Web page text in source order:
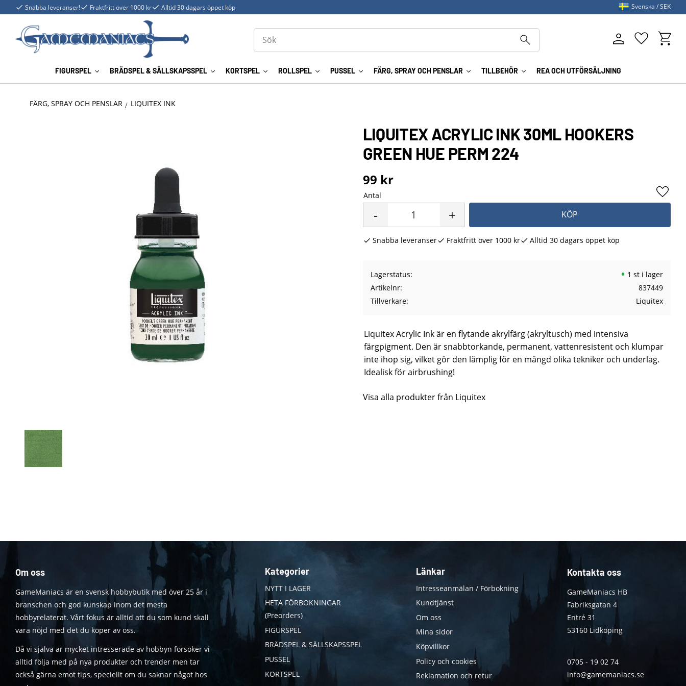
Snabba leveranser! Fraktfritt över 1000 kr Alltid 30 dagars öppet köp
FIGURSPEL BRÄDSPEL & SÄLLSKAPSSPEL KORTSPEL ROLLSPEL PUSSEL FÄRG, SPRAY OCH PENSLAR TILLBEHÖR REA OCH UTFÖRSÄLJNING
Favoriter
Svenska SEK
FÄRG, SPRAY OCH PENSLAR LIQUITEX INK
LIQUITEX ACRYLIC INK 30ML HOOKERS
GREEN HUE PERM 224
99 kr
Antal
+
- KÖP
Lägg
Snabba leveranser Fraktfritt över 1000 kr Alltid 30 dagars öppet köp
Lagerstatus
1 st i lager
Artikelnr
837449
Tillverkare
Liquitex
Liquitex Acrylic Ink är en flytande akrylfärg (akryltusch) med intensiva
färgpigment. Den är snabbtorkande, permanent, vattenresistent och klumpar
inte ihop sig, vilket gör den lämplig för en mängd olika tekniker och underlag.
Idealisk för airbrushing!
Visa alla produkter från Liquitex
Om oss
GameManiacs är en svensk hobbybutik med över 25 år i
branschen och god kunskap inom det mesta
hobbyrelaterat. Vårt fokus är alltid att du som kund skall
vara nöjd med det du köper av oss.
Då vi själva är mycket intresserade av hobbyn försöker vi
alltid följa med på nya produkter och trender men tar
också gärna emot tips, speciellt om du saknar något hos
Kategorier
NYTT I LAGER
HETA FÖRBOKNINGAR
(Preorders)
FIGURSPEL
BRÄDSPEL & SÄLLSKAPSSPEL
PUSSEL
KORTSPEL
Länkar
Intresseanmälan / Förbokning
Kundtjänst
Om oss
Mina sidor
Köpvillkor
Policy och cookies
Reklamation och retur
Kontakta oss
GameManiacs HB
Fabriksgatan 4
Entré 31
53160 Lidköping
0705 - 19 02 74
info@gamemaniacs.se